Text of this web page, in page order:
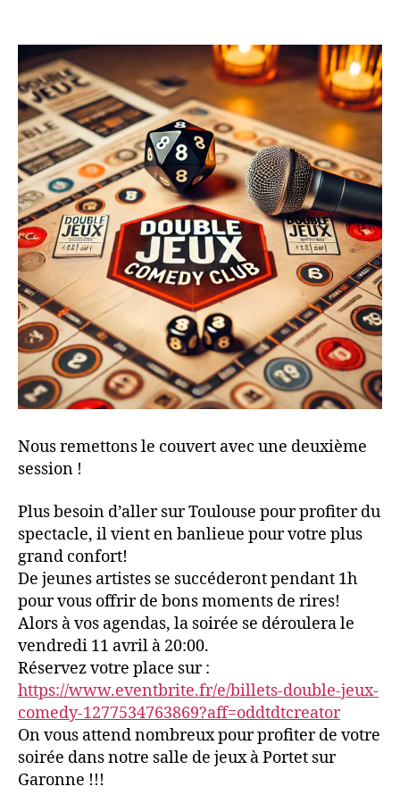
Nous remettons le couvert avec une deuxième
session !
Plus besoin d’aller sur Toulouse pour profiter du
spectacle, il vient en banlieue pour votre plus
grand confort!
De jeunes artistes se succéderont pendant 1h
pour vous offrir de bons moments de rires!
Alors à vos agendas, la soirée se déroulera le
vendredi 11 avril à 20:00.
Réservez votre place sur :
https://www.eventbrite.fr/e/billets-double-jeux-
comedy-1277534763869?aff=oddtdtcreator
On vous attend nombreux pour profiter de votre
soirée dans notre salle de jeux à Portet sur
Garonne !!!